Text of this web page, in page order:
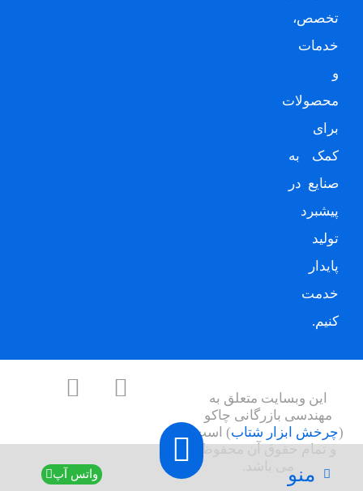
تخصص،
خدمات
و
محصولات
برای
کمک به
صنایع در
پیشبرد
تولید
پایدار
خدمت
کنیم.
این وبسایت متعلق به
مهندسی بازرگانی چاکو
(چرخش ابزار شتاب) است
و تمام حقوق آن محفوظ
منو واتس آپ